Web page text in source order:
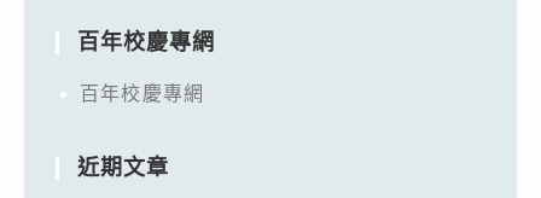
百年校慶專網
百年校慶專網
近期文章